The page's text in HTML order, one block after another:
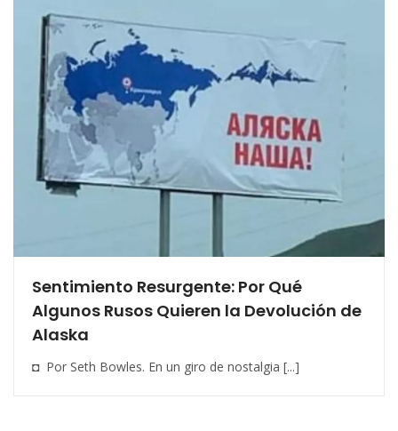
Sentimiento Resurgente: Por Qué
Algunos Rusos Quieren la Devolución de
Alaska
◘ Por Seth Bowles. En un giro de nostalgia [...]